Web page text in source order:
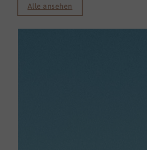
Alle ansehen